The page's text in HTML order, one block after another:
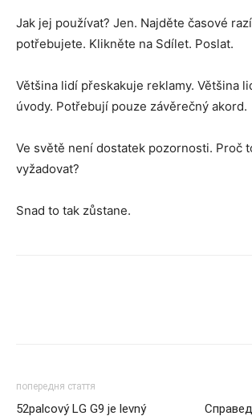
Jak jej používat? Jen. Najděte časové
potřebujete. Klikněte na Sdílet. Poslat.
Většina lidí přeskakuje reklamy. Většina
úvody. Potřebují pouze závěrečný akord.
Ve světě není dostatek pozornosti. Proč
vyžadovat?
Snad to tak zůstane.
попередня стаття
52palcový LG G9 je levný